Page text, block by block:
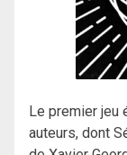
Le premier jeu
auteurs, dont